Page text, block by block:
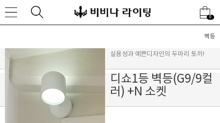
0
벽등
실용성과 예쁜디자인의 두마리 토끼!
디쇼1등 벽등(G9/9컬
러) +N 소켓